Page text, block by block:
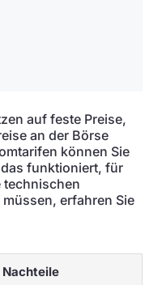
auf feste Preise,
an der Börse
können Sie
funktioniert, für
technischen
erfahren Sie